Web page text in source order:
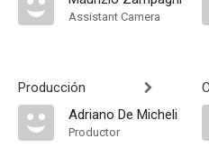
Assistant Camera
Producción
Adriano De Micheli
Productor